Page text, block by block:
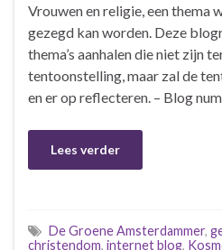
Vrouwen en religie, een thema
gezegd kan worden. Deze
thema’s aanhalen die niet zijn
tentoonstelling, maar zal de
en er op reflecteren. – Blog
Lees verder
De Groene Amsterdammer,
christendom, internet blog,